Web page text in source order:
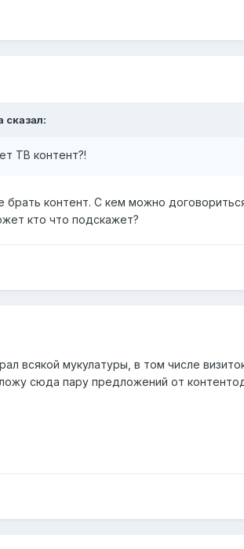
сказал:
ТВ контент?!
контент. С кем можно
кто что подскажет?
всякой мукулатуры, в том числе
сюда пару предложений от